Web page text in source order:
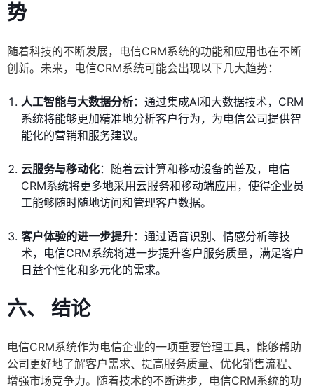
势
随着科技的不断发展，电信CRM系统的功能和应用也在不断
创新。未来，电信CRM系统可能会出现以下几大趋势：
人工智能与大数据分析：通过集成AI和大数据技术，CRM
系统将能够更加精准地分析客户行为，为电信公司提供智
能化的营销和服务建议。
云服务与移动化：随着云计算和移动设备的普及，电信
CRM系统将更多地采用云服务和移动端应用，使得企业员
工能够随时随地访问和管理客户数据。
客户体验的进一步提升：通过语音识别、情感分析等技
术，电信CRM系统将进一步提升客户服务质量，满足客户
日益个性化和多元化的需求。
六、 结论
电信CRM系统作为电信企业的一项重要管理工具，能够帮助
公司更好地了解客户需求、提高服务质量、优化销售流程、
增强市场竞争力。随着技术的不断进步，电信CRM系统的功